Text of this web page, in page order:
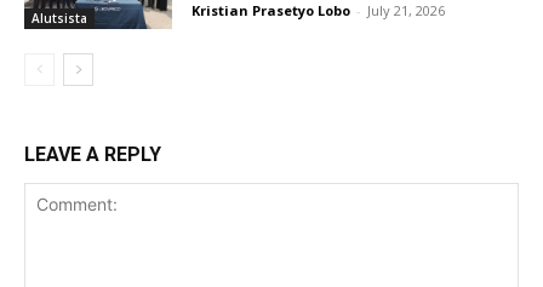
Alutsista Kristian Prasetyo Lobo - July 21, 2026
LEAVE A REPLY